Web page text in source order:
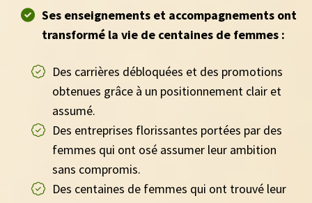
Ses enseignements et accompagnements ont
transformé la vie de centaines de femmes :
Des carrières débloquées et des promotions
obtenues grâce à un positionnement clair et
assumé.
Des entreprises florissantes portées par des
femmes qui ont osé assumer leur ambition
sans compromis.
Des centaines de femmes qui ont trouvé leur